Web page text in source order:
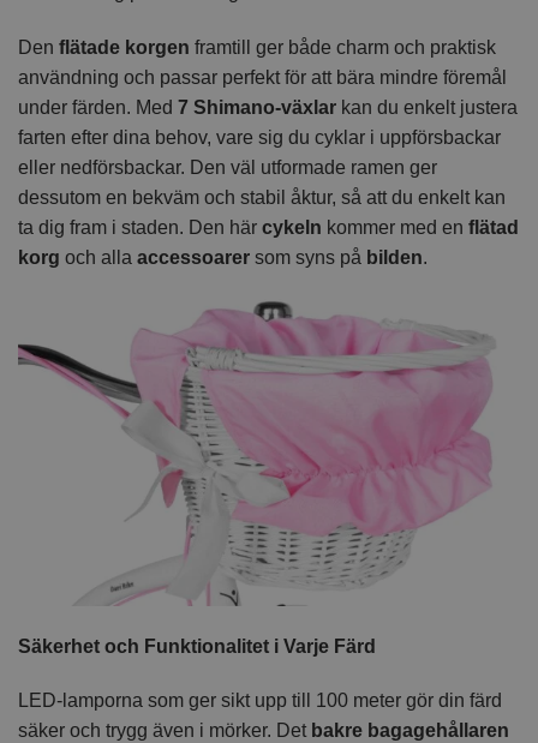
Den flätade korgen framtill ger både charm och praktisk
användning och passar perfekt för att bära mindre föremål
under färden. Med 7 Shimano-växlar kan du enkelt justera
farten efter dina behov, vare sig du cyklar i uppförsbackar
eller nedförsbackar. Den väl utformade ramen ger
dessutom en bekväm och stabil åktur, så att du enkelt kan
ta dig fram i staden. Den här cykeln kommer med en flätad
korg och alla accessoarer som syns på bilden.
Säkerhet och Funktionalitet i Varje Färd
LED-lamporna som ger sikt upp till 100 meter gör din färd
säker och trygg även i mörker. Det bakre bagagehållaren